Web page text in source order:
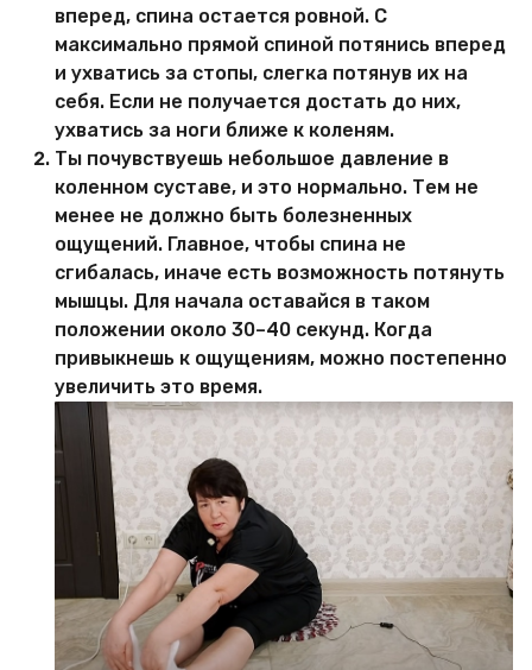
вперед, спина остается ровной. С
максимально прямой спиной потянись вперед
и ухватись за стопы, слегка потянув их на
себя. Если не получается достать до них,
ухватись за ноги ближе к коленям.
Ты почувствуешь небольшое давление в
коленном суставе, и это нормально. Тем не
менее не должно быть болезненных
ощущений. Главное, чтобы спина не
сгибалась, иначе есть возможность потянуть
мышцы. Для начала оставайся в таком
положении около 30–40 секунд. Когда
привыкнешь к ощущениям, можно постепенно
увеличить это время.